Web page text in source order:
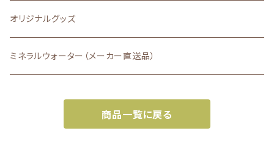
オリジナルグッズ
ミネラルウォーター（メーカー直送品）
商品一覧に戻る